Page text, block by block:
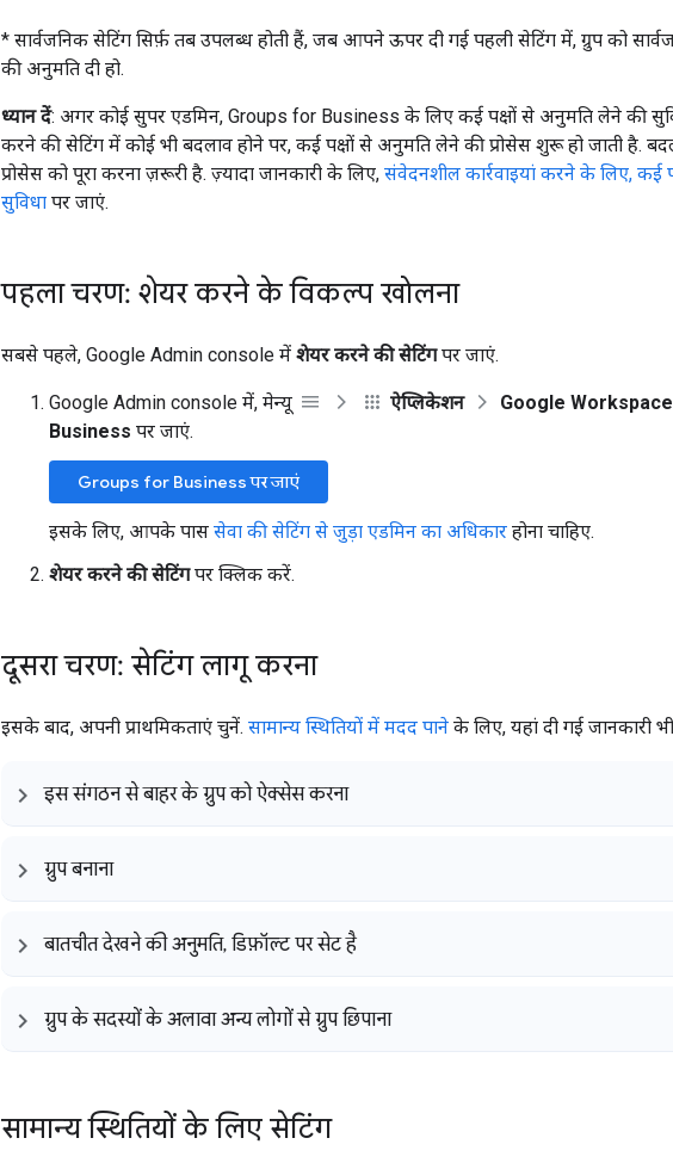
* सार्वजनिक सेटिंग सिर्फ़ तब उपलब्ध होती हैं, जब आपने ऊपर दी गई पहली सेटिंग में, ग्रुप को
की अनुमति दी हो.
ध्यान दें: अगर कोई सुपर एडमिन, Groups for Business के लिए कई पक्षों से अनुमति लेने की
करने की सेटिंग में कोई भी बदलाव होने पर, कई पक्षों से अनुमति लेने की प्रोसेस शुरू हो जाती है.
प्रोसेस को पूरा करना ज़रूरी है. ज़्यादा जानकारी के लिए, संवेदनशील कार्रवाइयां करने के लिए, कई
सुविधा पर जाएं.
पहला चरण: शेयर करने के विकल्प खोलना
सबसे पहले, Google Admin console में शेयर करने की सेटिंगपर जाएं.
Google Admin console में, मेन्यू ऐप्लिकेशन Google Workspace
Business पर जाएं.
Groups for Business पर जाएं
इसके लिए, आपके पास सेवा की सेटिंग से जुड़ा एडमिन का अधिकार होना चाहिए.
शेयर करने की सेटिंगपर क्लिक करें.
दूसरा चरण: सेटिंग लागू करना
इसके बाद, अपनी प्राथमिकताएं चुनें. सामान्य स्थितियों में मदद पाने के लिए, यहां दी गई जानकारी
इस संगठन से बाहर के ग्रुप को ऐक्सेस करना
ग्रुप बनाना
बातचीत देखने की अनुमति, डिफ़ॉल्ट पर सेट है
ग्रुप के सदस्यों के अलावा अन्य लोगों से ग्रुप छिपाना
सामान्य स्थितियों के लिए सेटिंग